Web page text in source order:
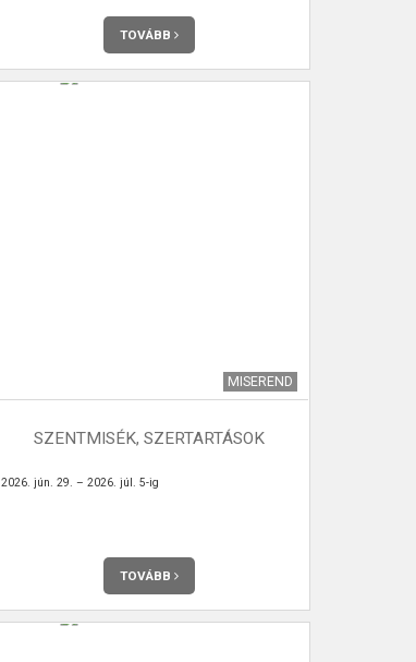
TOVÁBB
MISEREND
SZENTMISÉK, SZERTARTÁSOK
2026. jún. 29. – 2026. júl. 5-ig
TOVÁBB